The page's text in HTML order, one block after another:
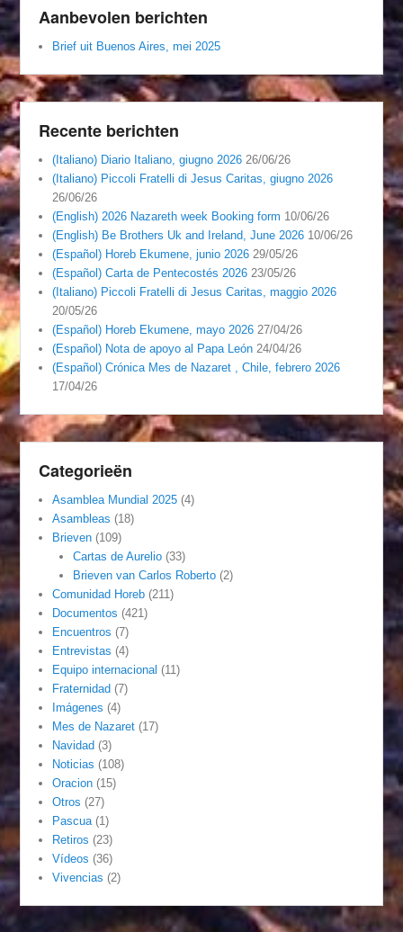
Aanbevolen berichten
Brief uit Buenos Aires, mei 2025
Recente berichten
(Italiano) Diario Italiano, giugno 2026 26/06/26
(Italiano) Piccoli Fratelli di Jesus Caritas, giugno 2026
26/06/26
(English) 2026 Nazareth week Booking form 10/06/26
(English) Be Brothers Uk and Ireland, June 2026 10/06/26
(Español) Horeb Ekumene, junio 2026 29/05/26
(Español) Carta de Pentecostés 2026 23/05/26
(Italiano) Piccoli Fratelli di Jesus Caritas, maggio 2026
20/05/26
(Español) Horeb Ekumene, mayo 2026 27/04/26
(Español) Nota de apoyo al Papa León 24/04/26
(Español) Crónica Mes de Nazaret , Chile, febrero 2026
17/04/26
Categorieën
Asamblea Mundial 2025 (4)
Asambleas (18)
Brieven (109)
Cartas de Aurelio(33)
Brieven van Carlos Roberto(2)
Comunidad Horeb (211)
Documentos (421)
Encuentros (7)
Entrevistas (4)
Equipo internacional (11)
Fraternidad (7)
Imágenes (4)
Mes de Nazaret (17)
Navidad (3)
Noticias (108)
Oracion (15)
Otros (27)
Pascua (1)
Retiros (23)
Vídeos (36)
Vivencias (2)